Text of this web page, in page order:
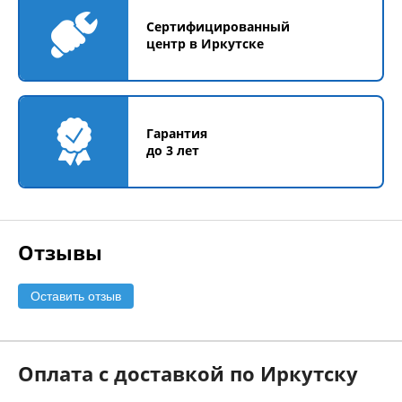
Сертифицированный
центр в Иркутске
Гарантия
до 3 лет
Отзывы
Оставить отзыв
Оплата с доставкой по Иркутску